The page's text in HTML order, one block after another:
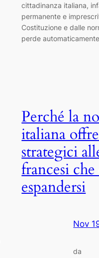
cittadinanza italiana,
permanente e
Costituzione e dalle
perde
Perché la
italiana
strategici
francesi
espandersi
Nov
da